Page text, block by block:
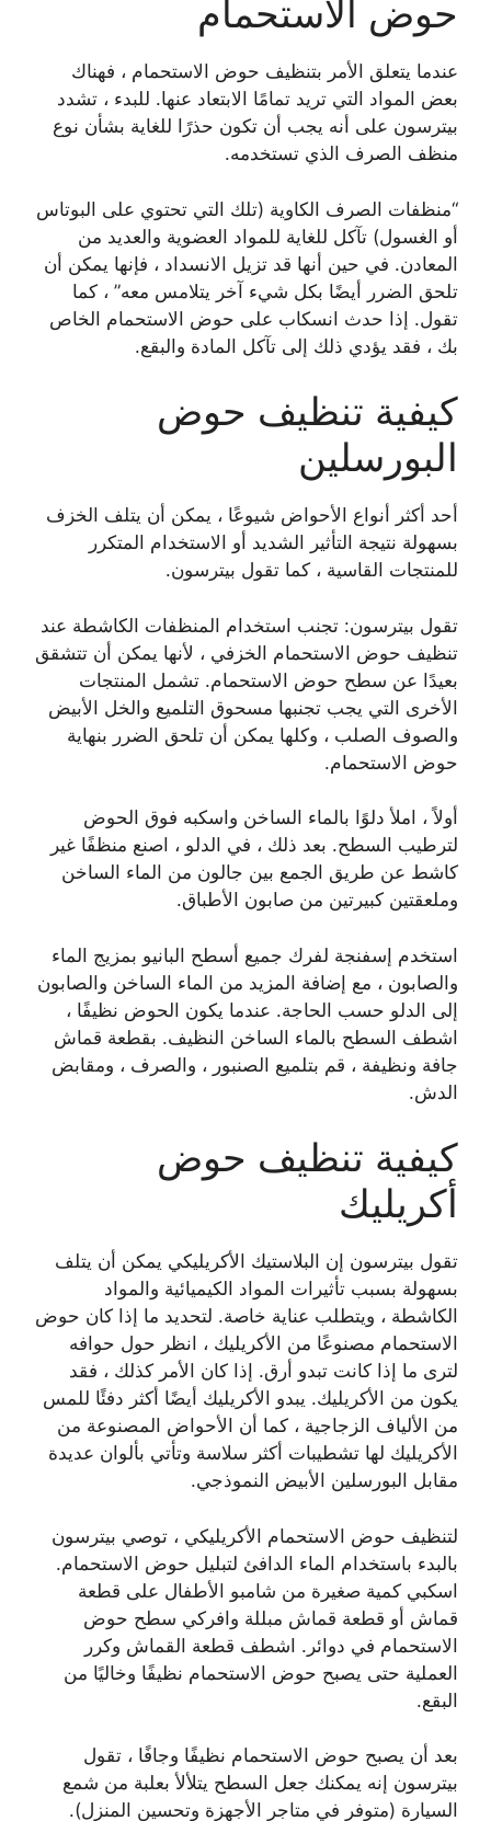
حوض الاستحمام
عندما يتعلق الأمر بتنظيف حوض الاستحمام ، فهناك
بعض المواد التي تريد تمامًا الابتعاد عنها. للبدء ، تشدد
بيترسون على أنه يجب أن تكون حذرًا للغاية بشأن نوع
منظف الصرف الذي تستخدمه.
“منظفات الصرف الكاوية (تلك التي تحتوي على البوتاس
أو الغسول) تآكل للغاية للمواد العضوية والعديد من
المعادن. في حين أنها قد تزيل الانسداد ، فإنها يمكن أن
تلحق الضرر أيضًا بكل شيء آخر يتلامس معه” ، كما
تقول. إذا حدث انسكاب على حوض الاستحمام الخاص
بك ، فقد يؤدي ذلك إلى تآكل المادة والبقع.
كيفية تنظيف حوض
البورسلين
أحد أكثر أنواع الأحواض شيوعًا ، يمكن أن يتلف الخزف
بسهولة نتيجة التأثير الشديد أو الاستخدام المتكرر
للمنتجات القاسية ، كما تقول بيترسون.
تقول بيترسون: تجنب استخدام المنظفات الكاشطة عند
تنظيف حوض الاستحمام الخزفي ، لأنها يمكن أن تتشقق
بعيدًا عن سطح حوض الاستحمام. تشمل المنتجات
الأخرى التي يجب تجنبها مسحوق التلميع والخل الأبيض
والصوف الصلب ، وكلها يمكن أن تلحق الضرر بنهاية
حوض الاستحمام.
أولاً ، املأ دلوًا بالماء الساخن واسكبه فوق الحوض
لترطيب السطح. بعد ذلك ، في الدلو ، اصنع منظفًا غير
كاشط عن طريق الجمع بين جالون من الماء الساخن
وملعقتين كبيرتين من صابون الأطباق.
استخدم إسفنجة لفرك جميع أسطح البانيو بمزيج الماء
والصابون ، مع إضافة المزيد من الماء الساخن والصابون
إلى الدلو حسب الحاجة. عندما يكون الحوض نظيفًا ،
اشطف السطح بالماء الساخن النظيف. بقطعة قماش
جافة ونظيفة ، قم بتلميع الصنبور ، والصرف ، ومقابض
الدش.
كيفية تنظيف حوض
أكريليك
تقول بيترسون إن البلاستيك الأكريليكي يمكن أن يتلف
بسهولة بسبب تأثيرات المواد الكيميائية والمواد
الكاشطة ، ويتطلب عناية خاصة. لتحديد ما إذا كان حوض
الاستحمام مصنوعًا من الأكريليك ، انظر حول حوافه
لترى ما إذا كانت تبدو أرق. إذا كان الأمر كذلك ، فقد
يكون من الأكريليك. يبدو الأكريليك أيضًا أكثر دفئًا للمس
من الألياف الزجاجية ، كما أن الأحواض المصنوعة من
الأكريليك لها تشطيبات أكثر سلاسة وتأتي بألوان عديدة
مقابل البورسلين الأبيض النموذجي.
لتنظيف حوض الاستحمام الأكريليكي ، توصي بيترسون
بالبدء باستخدام الماء الدافئ لتبليل حوض الاستحمام.
اسكبي كمية صغيرة من شامبو الأطفال على قطعة
قماش أو قطعة قماش مبللة وافركي سطح حوض
الاستحمام في دوائر. اشطف قطعة القماش وكرر
العملية حتى يصبح حوض الاستحمام نظيفًا وخاليًا من
البقع.
بعد أن يصبح حوض الاستحمام نظيفًا وجافًا ، تقول
بيترسون إنه يمكنك جعل السطح يتلألأ بعلبة من شمع
السيارة (متوفر في متاجر الأجهزة وتحسين المنزل).